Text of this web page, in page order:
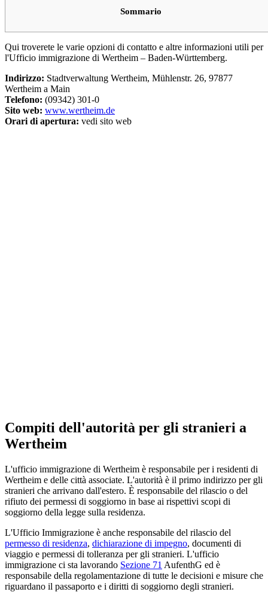
Sommario
Qui troverete le varie opzioni di contatto e altre informazioni utili per
l'Ufficio immigrazione di Wertheim – Baden-Württemberg.
Indirizzo: Stadtverwaltung Wertheim, Mühlenstr. 26, 97877
Wertheim a Main
Telefono: (09342) 301-0
Sito web: www.wertheim.de
Orari di apertura: vedi sito web
Compiti dell'autorità per gli stranieri a
Wertheim
L'ufficio immigrazione di Wertheim è responsabile per i residenti di
Wertheim e delle città associate. L'autorità è il primo indirizzo per gli
stranieri che arrivano dall'estero. È responsabile del rilascio o del
rifiuto dei permessi di soggiorno in base ai rispettivi scopi di
soggiorno della legge sulla residenza.
L'Ufficio Immigrazione è anche responsabile del rilascio del
permesso di residenza, dichiarazione di impegno, documenti di
viaggio e permessi di tolleranza per gli stranieri. L'ufficio
immigrazione ci sta lavorando Sezione 71 AufenthG ed è
responsabile della regolamentazione di tutte le decisioni e misure che
riguardano il passaporto e i diritti di soggiorno degli stranieri.